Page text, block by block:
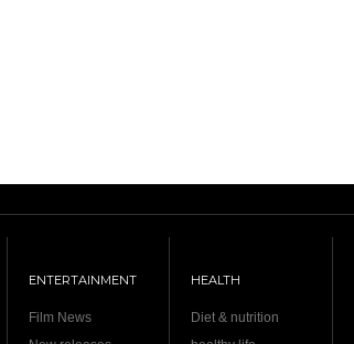
ENTERTAINMENT
Film News
HEALTH
Diet & nutrition